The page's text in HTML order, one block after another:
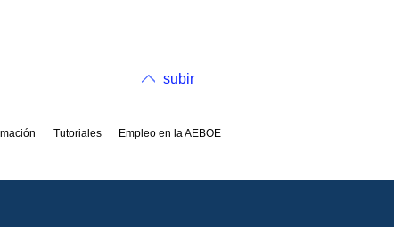
subir
Tutoriales Empleo en la AEBOE